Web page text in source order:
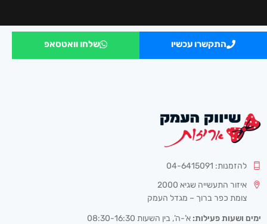
התקשרו עכשיו שלחו וואטסאפ
להזמנות: 04-6415091
איזור התעשייה שגיא 2000
צומת כפר ברוך – מגדל העמק
ימים ושעות פעילות: א’-ה’, בין השעות 08:30-16:30